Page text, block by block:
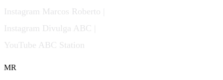
Instagram Marcos Roberto |
Instagram Divulga ABC |
YouTube ABC Station
MR